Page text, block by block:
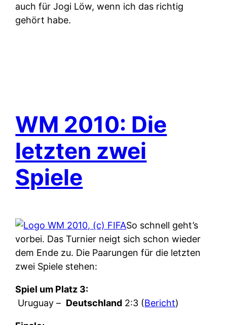
auch für Jogi Löw, wenn ich das richtig
gehört habe.
WM 2010: Die
letzten zwei
Spiele
So schnell geht’s
vorbei. Das Turnier neigt sich schon wieder
dem Ende zu. Die Paarungen für die letzten
zwei Spiele stehen:
Spiel um Platz 3:
Uruguay – Deutschland 2:3 (Bericht)